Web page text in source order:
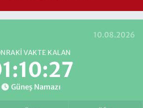
10.08.2026
VAKTE KALAN
Güneş Namazı